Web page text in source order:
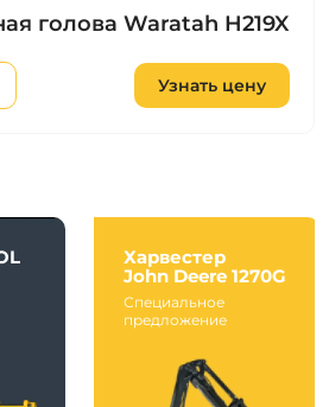
голова Waratah H219X
Узнать цену
Харвестер
John Deere 1270G
Специальное
предложение